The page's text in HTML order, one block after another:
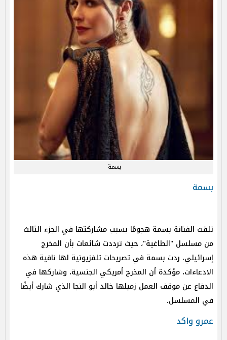
بسمة
بسمة
تلقت الفنانة بسمة هجومًا بسبب مشاركتها في الجزء الثالث
من مسلسل "الطاغية"، حيث ترددت شائعات بأن المخرج
إسرائيلي، ردت بسمة في تصريحات تلفزيونية لها نافية هذه
الادعاءات، مؤكدة أن المخرج أمريكي الجنسية، وشاركها في
الدفاع عن موقف العمل زميلها خالد أبو النجا الذي شارك أيضًا
في المسلسل.
عمرو واكد